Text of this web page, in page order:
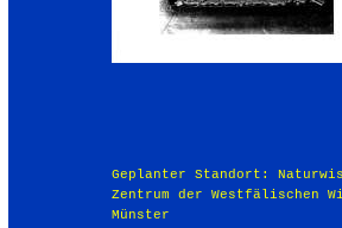
Geplanter Standort:
Zentrum der Westfälischen
Münster